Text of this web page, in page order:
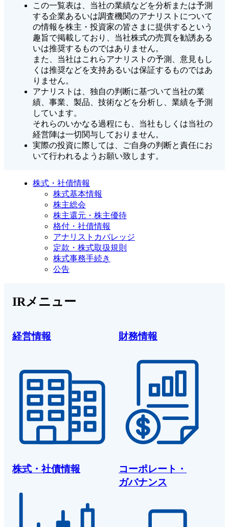
この一覧表は、当社の業績などを分析または予測
する企業あるいは調査機関のアナリストについて
の情報を株主・投資家の皆さまに提供するという
趣旨で掲載しており、当社株式の売買を勧誘ある
いは推奨するものではありません。
また、当社はこれらアナリストの予測、意見もし
くは推奨などを支持あるいは保証するものではあ
りません。
アナリストは、独自の判断に基づいて当社の業
績、事業、製品、技術などを分析し、業績を予測
しています。
それらのいかなる過程にも、当社もしくは当社の
経営陣は一切関与しておりません。
実際の投資に際しては、ご自身の判断と責任にお
いて行われるようお願い致します。
株式・社債情報
株式基本情報
株主総会
株主還元・株主優待
格付・社債情報
アナリストカバレッジ
定款・株式取扱規則
株式事務手続き
公告
IRメニュー
経営情報 財務情報
株式・社債情報
コーポレート・
ガバナンス